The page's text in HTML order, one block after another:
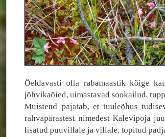
Öeldavasti olla rabamaastik kõige
jõhvikaõied, uimastavad sookailud,
Muistend pajatab, et tuuleõhus
rahvapärastest nimedest Kalevipoja
lisatud puuvillale ja villale, topitud